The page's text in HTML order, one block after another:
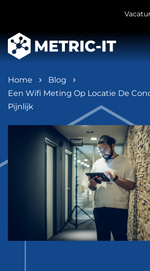
Home
Blog
Een Wifi Meting Op Locatie De
Pijnlijk